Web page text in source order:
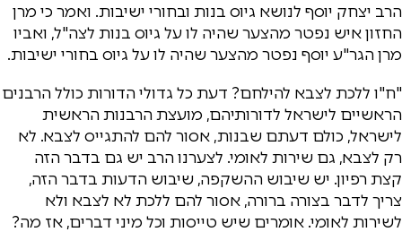
הרב יצחק יוסף לנושא גיוס בנות ובחורי ישיבות. ואמר כי מרן
החזון איש נפטר מהצער שהיה לו על גיוס בנות לצה"ל, ואביו
מרן הגר"ע יוסף נפטר מהצער שהיה לו על גיוס בחורי ישיבות.
"ח"ו ללכת לצבא להילחם? דעת כל גדולי הדורות כולל הרבנים
הראשיים לישראל לדורותיהם, מועצת הרבנות הראשית
לישראל, כולם דעתם שבנות, אסור להם להתגייס לצבא. לא
רק לצבא, גם שירות לאומי. לצערנו הרב יש גם בדבר הזה
קצת רפיון. יש שיבוש ההשקפה, שיבוש הדעות בדבר הזה,
צריך לדבר בצורה ברורה, אסור להם ללכת לא לצבא ולא
לשירות לאומי. אומרים שיש טייסות וכל מיני דברים, אז מה?